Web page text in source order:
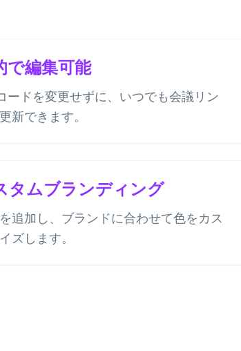
で編集可能
ードを変更せずに、いつでも会議リン
新できます。
タムブランディング
追加し、ブランドに合わせて色をカス
ズします。